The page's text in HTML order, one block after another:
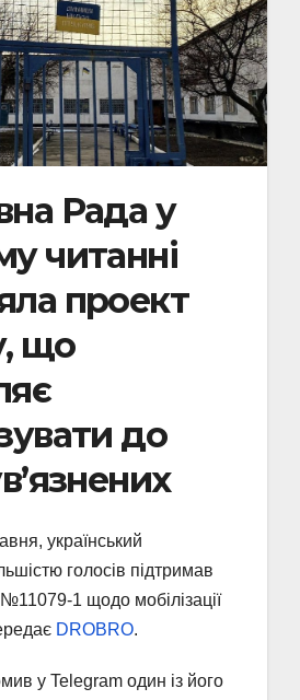
Рада у
читанні
проект
що
до
український
голосів підтримав
1 щодо мобілізації
DROBRO.
у Telegram один із його